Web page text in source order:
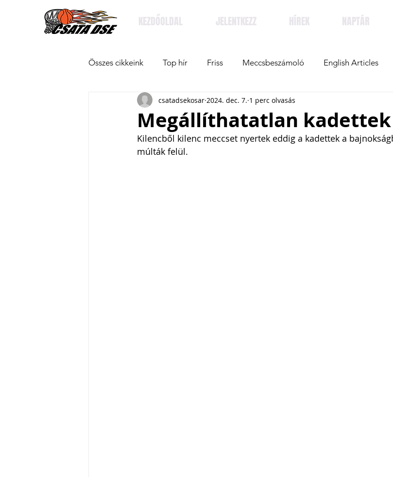
KEZDŐOLDAL JELENTKEZZ HÍREK NAPTÁR
Összes cikkeink Top hír Friss Meccsbeszámoló English Articles
Megállíthatatlan kadettek
csatadsekosar 2024. dec. 7. 1 perc olvasás
Kilencből kilenc meccset nyertek eddig a kadettek a
múlták felül.